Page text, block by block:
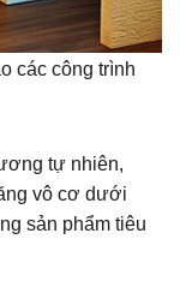
các công trình
tự nhiên,
vô cơ dưới
sản phẩm tiêu